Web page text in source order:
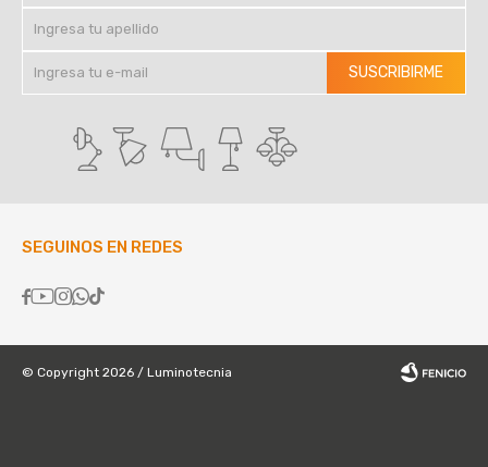
SUSCRIBIRME
SEGUINOS EN REDES

© Copyright 2026 / Luminotecnia